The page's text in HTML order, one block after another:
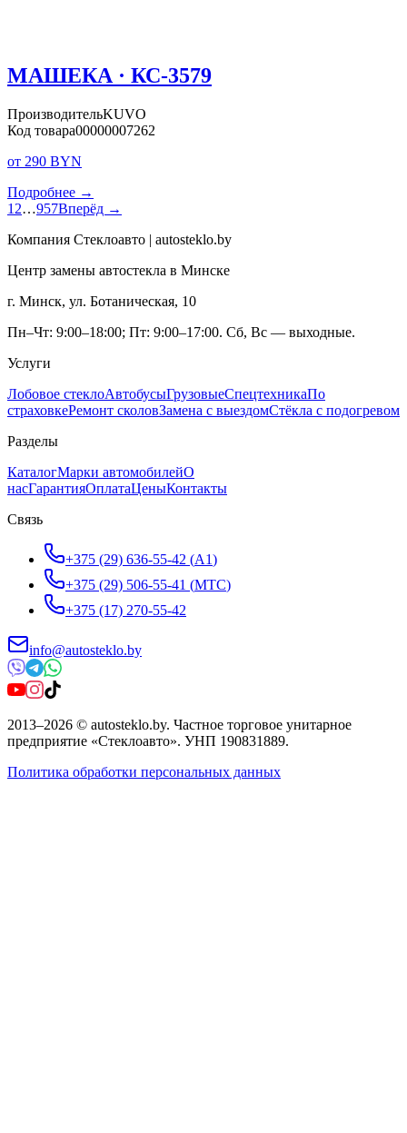
МАШЕКА · КС-3579
ПроизводительKUVO
Код товара00000007262
от 290 BYN
Подробнее →
1 2…957Вперёд →
Компания Стеклоавто | autosteklo.by
Центр замены автостекла в Минске
г. Минск, ул. Ботаническая, 10
Пн–Чт: 9:00–18:00; Пт: 9:00–17:00. Сб, Вс — выходные.
Услуги
Лобовое стеклоАвтобусыГрузовыеСпецтехникаПо
страховкеРемонт сколовЗамена с выездомСтёкла с подогревом
Разделы
КаталогМарки автомобилейО
насГарантияОплатаЦеныКонтакты
Связь
+375 (29) 636-55-42 (A1)
+375 (29) 506-55-41 (МТС)
+375 (17) 270-55-42
info@autosteklo.by
2013–2026 © autosteklo.by. Частное торговое унитарное
предприятие «Стеклоавто». УНП 190831889.
Политика обработки персональных данных